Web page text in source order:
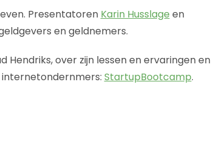
Presentatoren Karin Husslage en
en geldnemers.
over zijn lessen en ervaringen en
StartupBootcamp.